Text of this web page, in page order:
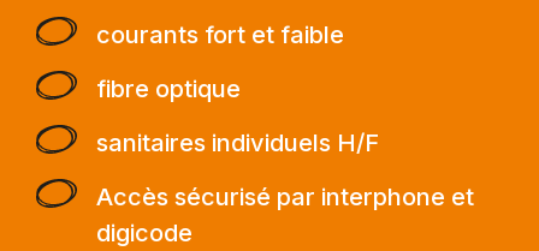
courants fort et faible
fibre optique
sanitaires individuels H/F
Accès sécurisé par interphone et
digicode